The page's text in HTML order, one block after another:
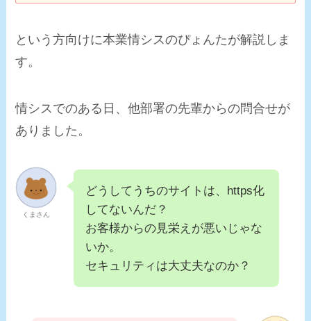
という方向けに本業情シスのぴょんたが解説しま
す。
情シスでのある日、他部署の先輩からの問合せが
ありました。
くまさん
どうしてうちのサイトは、https化
してないんだ？
お客様からの見栄えが悪いじゃな
いか。
セキュリティは大丈夫なのか？